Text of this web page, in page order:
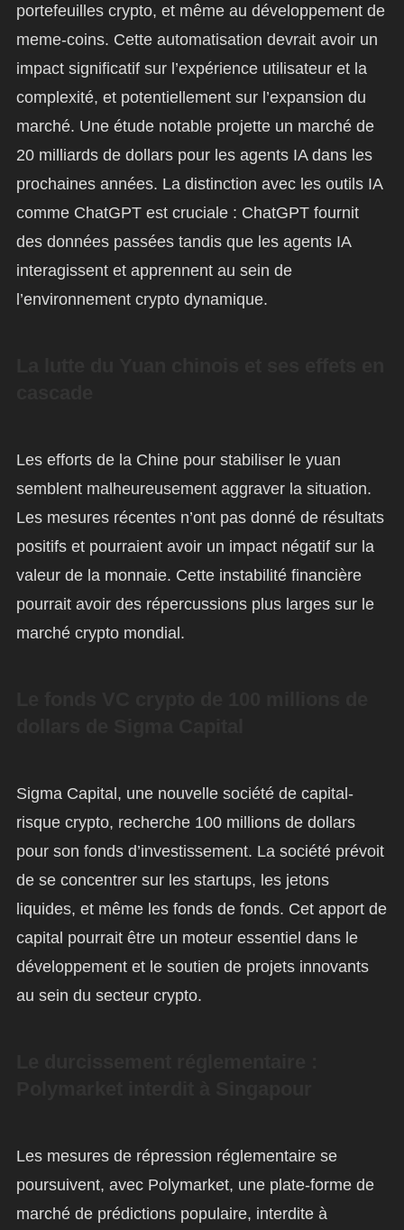
portefeuilles crypto, et même au développement de
meme-coins. Cette automatisation devrait avoir un
impact significatif sur l’expérience utilisateur et la
complexité, et potentiellement sur l’expansion du
marché. Une étude notable projette un marché de
20 milliards de dollars pour les agents IA dans les
prochaines années. La distinction avec les outils IA
comme ChatGPT est cruciale : ChatGPT fournit
des données passées tandis que les agents IA
interagissent et apprennent au sein de
l’environnement crypto dynamique.
Les efforts de la Chine pour stabiliser le yuan
semblent malheureusement aggraver la situation.
Les mesures récentes n’ont pas donné de résultats
positifs et pourraient avoir un impact négatif sur la
valeur de la monnaie. Cette instabilité financière
pourrait avoir des répercussions plus larges sur le
marché crypto mondial.
Sigma Capital, une nouvelle société de capital-
risque crypto, recherche 100 millions de dollars
pour son fonds d’investissement. La société prévoit
de se concentrer sur les startups, les jetons
liquides, et même les fonds de fonds. Cet apport de
capital pourrait être un moteur essentiel dans le
développement et le soutien de projets innovants
au sein du secteur crypto.
Les mesures de répression réglementaire se
poursuivent, avec Polymarket, une plate-forme de
marché de prédictions populaire, interdite à